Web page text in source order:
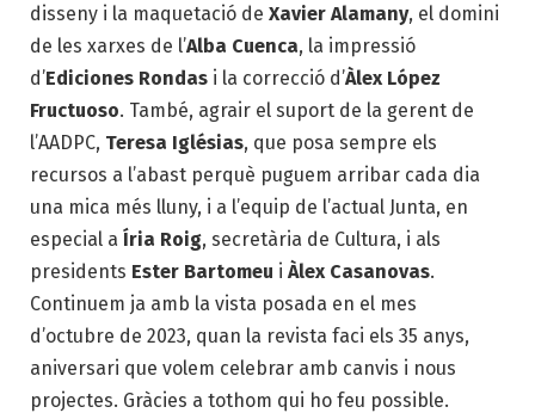
disseny i la maquetació de Xavier Alamany, el domini
de les xarxes de l’Alba Cuenca, la impressió
d’Ediciones Rondas i la correcció d’Àlex López
Fructuoso. També, agrair el suport de la gerent de
l’AADPC, Teresa Iglésias, que posa sempre els
recursos a l’abast perquè puguem arribar cada dia
una mica més lluny, i a l’equip de l’actual Junta, en
especial a Íria Roig, secretària de Cultura, i als
presidents Ester Bartomeu i Àlex Casanovas.
Continuem ja amb la vista posada en el mes
d’octubre de 2023, quan la revista faci els 35 anys,
aniversari que volem celebrar amb canvis i nous
projectes. Gràcies a tothom qui ho feu possible.